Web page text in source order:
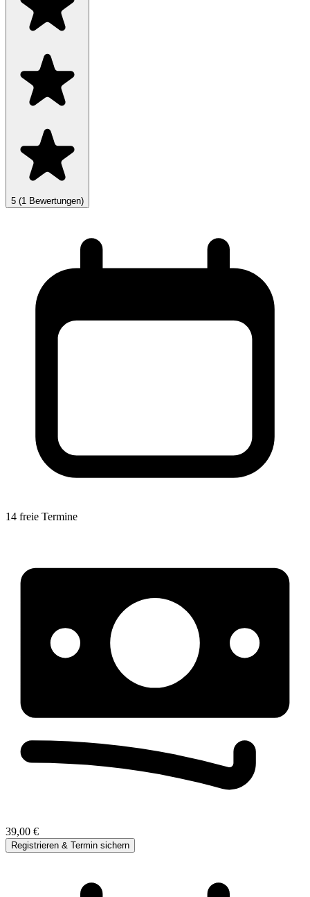
5 (1 Bewertungen)
14 freie Termine
39,00 €
Registrieren & Termin sichern